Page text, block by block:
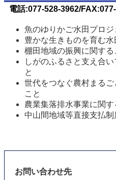
電話:077-528-3962/
魚のゆりかご水田プロ
豊かな生きものを育む
棚田地域の振興に関する
しがのふるさと支え合
と
世代をつなぐ農村まる
こと
農業集落排水事業に関す
中山間地域等直接支払制
お問い合わせ先